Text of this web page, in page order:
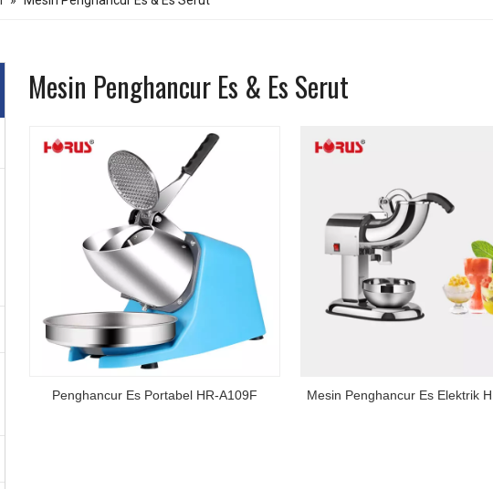
Mesin Penghancur Es & Es Serut
Penghancur Es Portabel HR-A109F Mesin Penghancur Es Elektrik